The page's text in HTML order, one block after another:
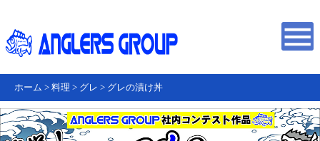
ホーム > 料理 > グレ > グレの漬け丼